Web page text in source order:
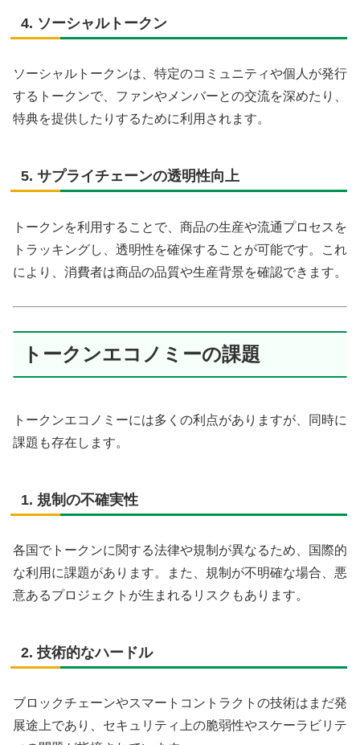
4. ソーシャルトークン
ソーシャルトークンは、特定のコミュニティや個人が発行
するトークンで、ファンやメンバーとの交流を深めたり、
特典を提供したりするために利用されます。
5. サプライチェーンの透明性向上
トークンを利用することで、商品の生産や流通プロセスを
トラッキングし、透明性を確保することが可能です。これ
により、消費者は商品の品質や生産背景を確認できます。
トークンエコノミーの課題
トークンエコノミーには多くの利点がありますが、同時に
課題も存在します。
1. 規制の不確実性
各国でトークンに関する法律や規制が異なるため、国際的
な利用に課題があります。また、規制が不明確な場合、悪
意あるプロジェクトが生まれるリスクもあります。
2. 技術的なハードル
ブロックチェーンやスマートコントラクトの技術はまだ発
展途上であり、セキュリティ上の脆弱性やスケーラビリテ